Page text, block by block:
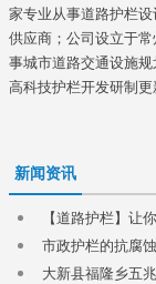
家专业从事道路护栏
供应商；公司设立于
事城市道路交通设施
高科技护栏开发研制
新闻资讯
【道路护栏】让
市政护栏的抗腐
大新县福隆乡五